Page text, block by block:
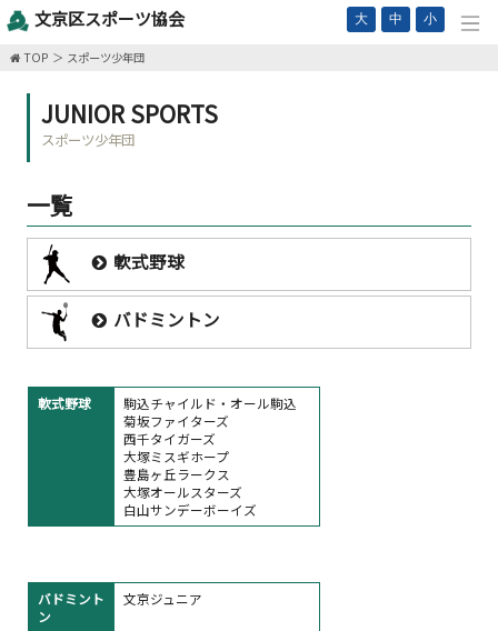
文京区スポーツ協会 大 中 小
TOP スポーツ少年団
JUNIOR SPORTS
スポーツ少年団
一覧
軟式野球
バドミントン
軟式野球
駒込チャイルド・オール駒込
菊坂ファイターズ
西千タイガーズ
大塚ミスギホープ
豊島ヶ丘ラークス
大塚オールスターズ
白山サンデーボーイズ
バドミント
ン
文京ジュニア